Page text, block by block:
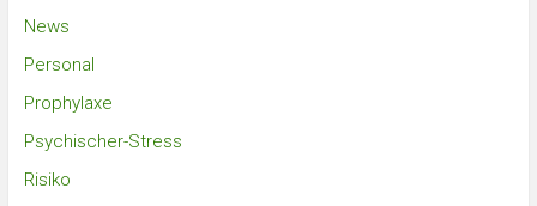
News
Personal
Prophylaxe
Psychischer-Stress
Risiko